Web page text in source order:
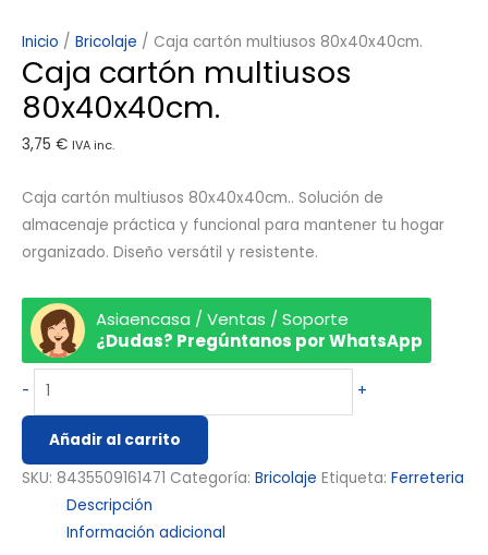
Inicio / Bricolaje / Caja cartón multiusos 80x40x40cm.
Caja cartón multiusos
80x40x40cm.
3,75 € IVA inc.
Caja cartón multiusos 80x40x40cm.. Solución de
almacenaje práctica y funcional para mantener tu hogar
organizado. Diseño versátil y resistente.
Asiaencasa / Ventas / Soporte
¿Dudas? Pregúntanos por WhatsApp
- +
Añadir al carrito
SKU: 8435509161471 Categoría: Bricolaje Etiqueta: Ferreteria
Descripción
Información adicional